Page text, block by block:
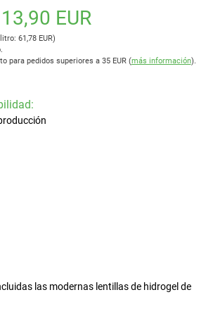
EUR
61,78 EUR)
para pedidos superiores a 35 EUR (más información).
las modernas lentillas de hidrogel de